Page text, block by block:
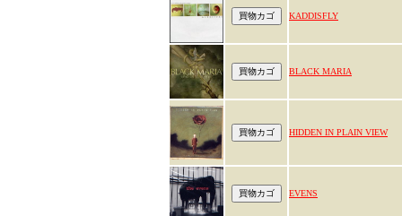
KADDISFLY
BLACK MARIA
HIDDEN IN PLAIN VIEW
EVENS